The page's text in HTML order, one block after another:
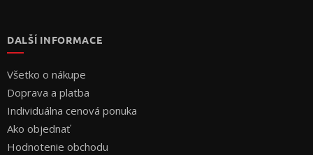
DALŠÍ INFORMACE
Všetko o nákupe
Doprava a platba
Individuálna cenová ponuka
Ako objednať
Hodnotenie obchodu